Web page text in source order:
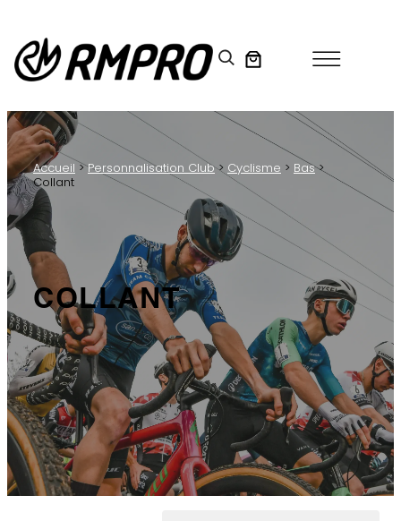
contenu
Accueil >Personnalisation Club> Cyclisme > Bas>
Collant
COLLANT